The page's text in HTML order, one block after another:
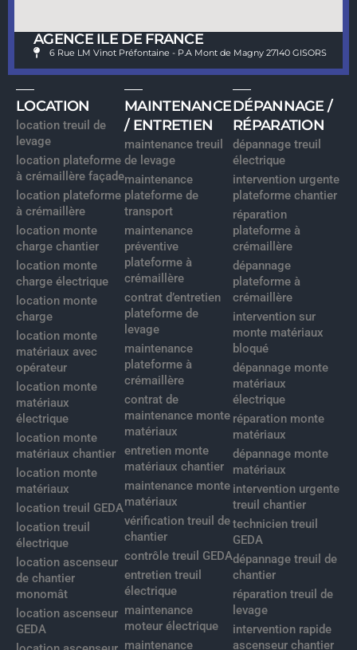
AGENCE ILE DE FRANCE
6 Rue LM Vinot Préfontaine - P.A Mont de Magny 27140 GISORS
LOCATION
location treuil de
levage
location plateforme
à crémaillère façade
location plateforme
à crémaillère
location monte
charge chantier
location monte
charge électrique
location monte
charge
location monte
matériaux avec
opérateur
location monte
matériaux
électrique
location monte
matériaux chantier
location monte
matériaux
location treuil GEDA
location treuil
électrique
location ascenseur
de chantier
monomât
location ascenseur
GEDA
MAINTENANCE
/ ENTRETIEN
maintenance treuil
de levage
maintenance
plateforme de
transport
maintenance
préventive
plateforme à
crémaillère
contrat d’entretien
plateforme de
levage
maintenance
plateforme à
crémaillère
contrat de
maintenance monte
matériaux
entretien monte
matériaux chantier
maintenance monte
matériaux
vérification treuil de
chantier
contrôle treuil GEDA
entretien treuil
électrique
maintenance
moteur électrique
maintenance
DÉPANNAGE /
RÉPARATION
dépannage treuil
électrique
intervention urgente
plateforme chantier
réparation
plateforme à
crémaillère
dépannage
plateforme à
crémaillère
intervention sur
monte matériaux
bloqué
dépannage monte
matériaux
électrique
réparation monte
matériaux
dépannage monte
matériaux
intervention urgente
treuil chantier
technicien treuil
GEDA
dépannage treuil de
chantier
réparation treuil de
levage
intervention rapide
ascenseur chantier